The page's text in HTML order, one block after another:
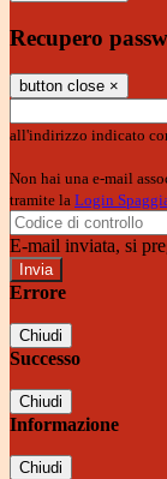
Recupero
button close ×
all'indirizzo indicato
Non hai una e-mail
tramite la Login
E-mail inviata, si
Errore
Chiudi
Successo
Chiudi
Informazione
Chiudi